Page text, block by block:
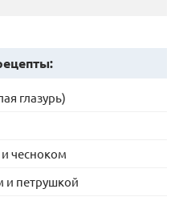
глазурь)
чесноком
и петрушкой